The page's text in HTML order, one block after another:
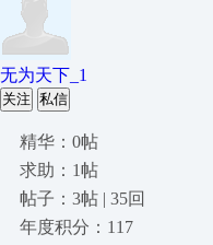
无为天下_1
关注 私信
精华：0帖
求助：1帖
帖子：3帖 | 35回
年度积分：117